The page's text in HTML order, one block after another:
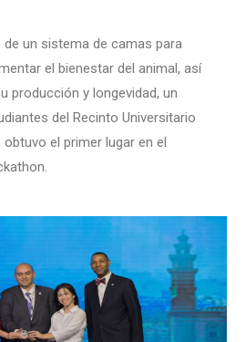
un sistema de camas para
el bienestar del animal, así
producción y longevidad, un
del Recinto Universitario
obtuvo el primer lugar en el